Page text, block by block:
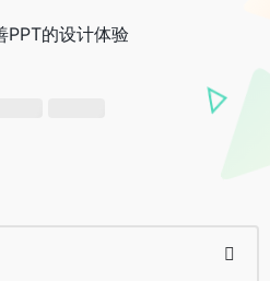
PPT的设计体验